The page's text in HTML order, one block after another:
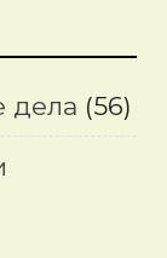
дела (56)